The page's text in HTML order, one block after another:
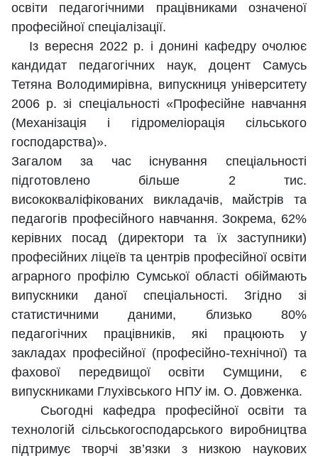
освіти педагогічними працівниками означеної
професійної спеціалізації.
Із вересня 2022 р. і донині кафедру очолює
кандидат педагогічних наук, доцент Самусь
Тетяна Володимирівна, випускниця університету
2006 р. зі спеціальності «Професійне навчання
(Механізація і гідромеліорація сільського
господарства)».
Загалом за час існування спеціальності
підготовлено більше 2 тис.
висококваліфікованих викладачів, майстрів та
педагогів професійного навчання. Зокрема, 62%
керівних посад (директори та їх заступники)
професійних ліцеїв та центрів професійної освіти
аграрного профілю Сумської області обіймають
випускники даної спеціальності. Згідно зі
статистичними даними, близько 80%
педагогічних працівників, які працюють у
закладах професійної (професійно-технічної) та
фахової передвищої освіти Сумщини, є
випускниками Глухівського НПУ ім. О. Довженка.
Сьогодні кафедра професійної освіти та
технологій сільськогосподарського виробництва
підтримує творчі зв’язки з низкою наукових